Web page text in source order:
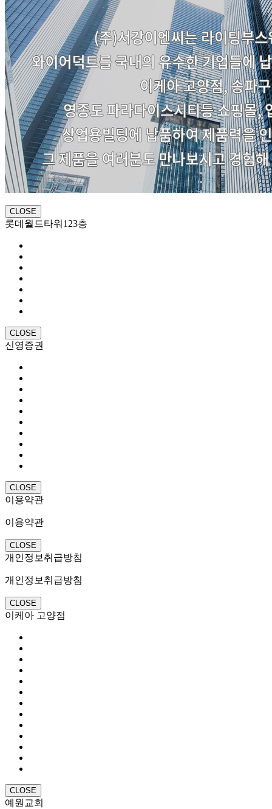
CLOSE
롯데월드타워123층
CLOSE
신영증권
CLOSE
이용약관
이용약관
CLOSE
개인정보취급방침
개인정보취급방침
CLOSE
이케아 고양점
CLOSE
예원교회